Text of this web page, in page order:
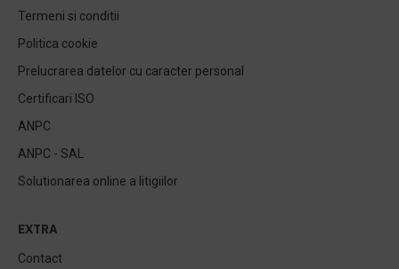
Termeni si conditii
Politica cookie
Prelucrarea datelor cu caracter personal
Certificari ISO
ANPC
ANPC - SAL
Solutionarea online a litigiilor
EXTRA
Contact